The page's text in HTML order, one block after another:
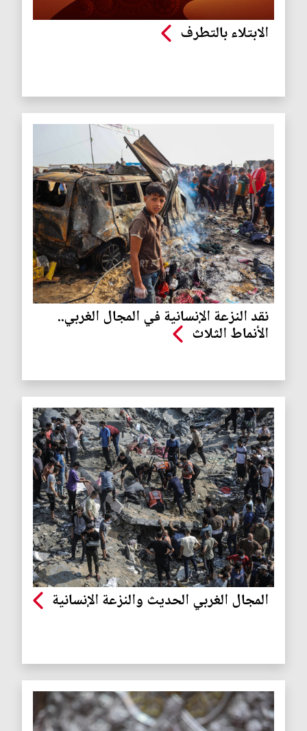
الابتلاء بالتطرف
نقد النزعة الإنسانية في المجال الغربي..
الأنماط الثلاث
المجال الغربي الحديث والنزعة الإنسانية